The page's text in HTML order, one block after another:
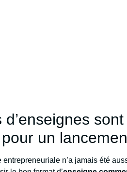
un
entrepreneuriale n’a jamais été